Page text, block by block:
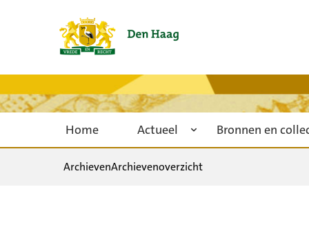
Home Actueel Bronnen en
ArchievenArchievenoverzicht